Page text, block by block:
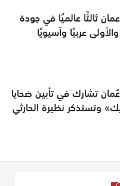
ثالثًا عالميًا في جودة
عربيًا وآسيويًا
تشارك في تأبين ضحايا
وتستذكر نظيرة الحارثي